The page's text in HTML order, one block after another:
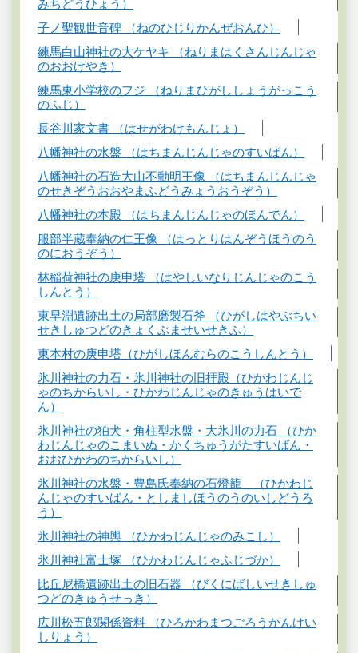
みちどうひょう）
子ノ聖観世音碑 （ねのひじりかんぜおんひ）
練馬白山神社の大ケヤキ （ねりまはくさんじんじゃ
のおおけやき）
練馬東小学校のフジ （ねりまひがししょうがっこう
のふじ）
長谷川家文書 （はせがわけもんじょ）
八幡神社の水盤 （はちまんじんじゃのすいばん）
八幡神社の石造大山不動明王像 （はちまんじんじゃ
のせきぞうおおやまふどうみょうおうぞう）
八幡神社の本殿 （はちまんじんじゃのほんでん）
服部半蔵奉納の仁王像 （はっとりはんぞうほうのう
のにおうぞう）
林稲荷神社の庚申塔 （はやしいなりじんじゃのこう
しんとう）
東早淵遺跡出土の局部磨製石斧 （ひがしはやぶちい
せきしゅつどのきょくぶませいせきふ）
東本村の庚申塔（ひがしほんむらのこうしんとう）
氷川神社の力石・氷川神社の旧拝殿（ひかわじんじ
ゃのちからいし・ひかわじんじゃのきゅうはいで
ん）
氷川神社の狛犬・角柱型水盤・大氷川の力石 （ひか
わじんじゃのこまいぬ・かくちゅうがたすいばん・
おおひかわのちからいし）
氷川神社の水盤・豊島氏奉納の石燈籠 （ひかわじ
んじゃのすいばん・としましほうのうのいしどうろ
う）
氷川神社の神輿 （ひかわじんじゃのみこし）
氷川神社富士塚 （ひかわじんじゃふじづか）
比丘尼橋遺跡出土の旧石器 （びくにばしいせきしゅ
つどのきゅうせっき）
広川松五郎関係資料 （ひろかわまつごろうかんけい
しりょう）